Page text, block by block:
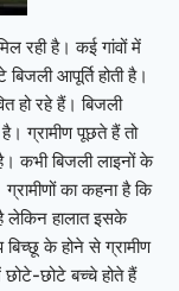
रही है। कई गांवों में
आपूर्ति होती है।
हो रहे हैं। बिजली
ग्रामीण पूछते हैं तो
कभी बिजली लाइनों के
का कहना है कि
है लेकिन हालात इसके
के होने से ग्रामीण
छोटे-छोटे बच्चे होते हैं